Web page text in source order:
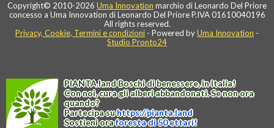
Copyright© 2010-2026 Uma Innovation marchio di Leonardo Del Priore
concesso a Uma Innovation di Leonardo Del Priore P.IVA 01610040196
All rights reserved.
Privacy, Cookie, Termini e condizioni - Powered byUma Innovation -
Studio Pronto24
PIANTA.landBoschi di benessere, in Italia!
Con noi, cura gli alberi abbandonati. Se non ora
quando?
Partecipa suhttps://pianta.land
Sostieni oraforesta di 50 ettari!